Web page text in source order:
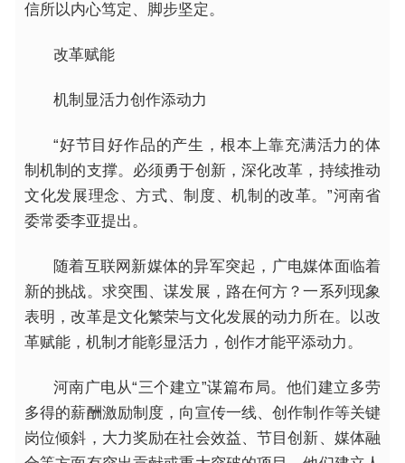
信所以内心笃定、脚步坚定。
改革赋能
机制显活力创作添动力
“好节目好作品的产生，根本上靠充满活力的体
制机制的支撑。必须勇于创新，深化改革，持续推动
文化发展理念、方式、制度、机制的改革。”河南省
委常委李亚提出。
随着互联网新媒体的异军突起，广电媒体面临着
新的挑战。求突围、谋发展，路在何方？一系列现象
表明，改革是文化繁荣与文化发展的动力所在。以改
革赋能，机制才能彰显活力，创作才能平添动力。
河南广电从“三个建立”谋篇布局。他们建立多劳
多得的薪酬激励制度，向宣传一线、创作制作等关键
岗位倾斜，大力奖励在社会效益、节目创新、媒体融